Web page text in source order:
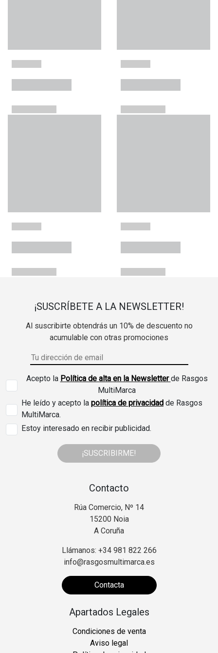
¡SUSCRÍBETE A LA NEWSLETTER!
Al suscribirte obtendrás un 10% de descuento no
acumulable con otras promociones
Acepto la Política de alta en la Newsletterde Rasgos
MultiMarca
He leído y acepto la política de privacidad de Rasgos
MultiMarca.
Estoy interesado en recibir publicidad.
¡SUSCRIBIRME!
Contacto
Rúa Comercio, Nº 14
15200 Noia
A Coruña
Llámanos: +34 981 822 266
info@rasgosmultimarca.es
Contacta
Apartados Legales
Condiciones de venta
Aviso legal